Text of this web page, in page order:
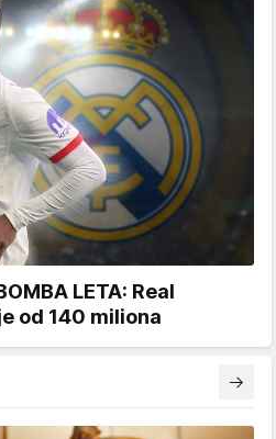
LETA: Real
od 140 miliona